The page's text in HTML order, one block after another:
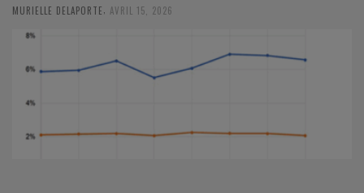
MURIELLE DELAPORTE AVRIL 15, 2026